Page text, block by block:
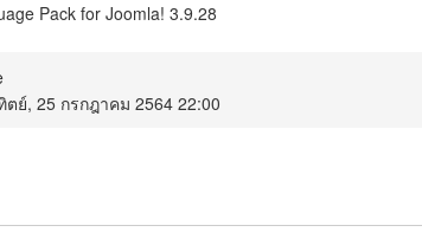
Pack for Joomla! 3.9.28
ตย์, 25 กรกฎาคม 2564 22:00